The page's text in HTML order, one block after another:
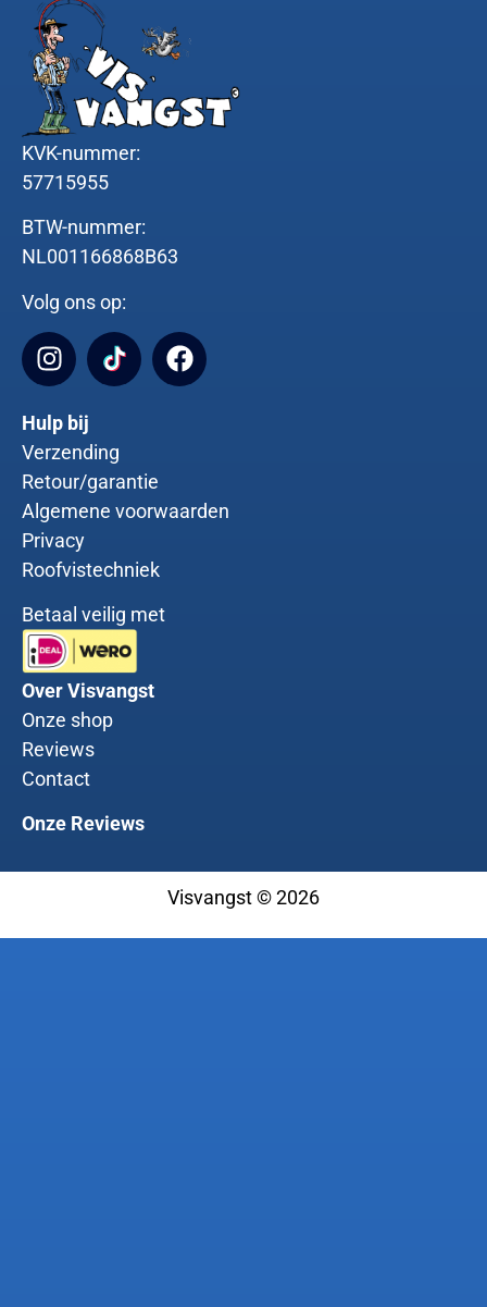
KVK-nummer:
57715955
BTW-nummer:
NL001166868B63
Volg ons op:
Hulp bij
Verzending
Retour/garantie
Algemene voorwaarden
Privacy
Roofvistechniek
Betaal veilig met
Over Visvangst
Onze shop
Reviews
Contact
Onze Reviews
Visvangst © 2026